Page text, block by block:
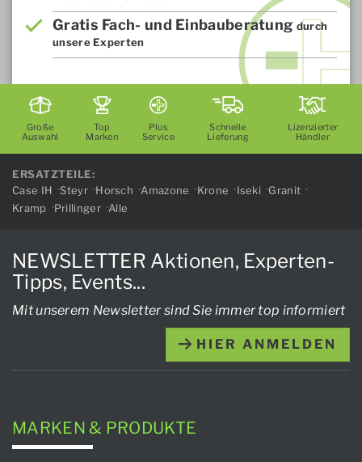
Gratis Fach- und Einbauberatung durch
unsere Experten
Große
Auswahl
Top
Marken
Plus
Service
Schnelle
Lieferung
Lizenzierter
Händler
ERSATZTEILE:
Case IH
Steyr Horsch Amazone Krone Iseki
Granit
Kramp
Prillinger Alle
NEWSLETTER Aktionen, Experten-
Tipps, Events...
Mit unserem Newsletter sind Sie immer top informiert
HIER ANMELDEN
MARKEN & PRODUKTE